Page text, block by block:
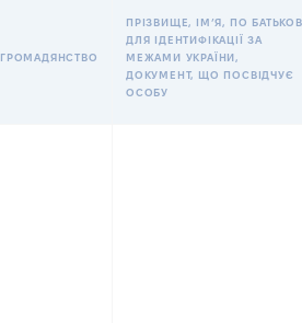
ГРОМАДЯНСТВО
ПРІЗВИЩЕ, ІМʼЯ, ПО
ДЛЯ ІДЕНТИФІКАЦІЇ ЗА
МЕЖАМИ УКРАЇНИ,
ДОКУМЕНТ, ЩО ПОСВІДЧУЄ
ОСОБУ